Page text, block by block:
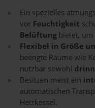
Ein spezielles
vor Feuchtigkeit
Belüftung bietet,
Flexibel in Größe
beengte Räume wie
nutzbar sowohl
Besitzen meist ein
automatischen
Heizkessel.